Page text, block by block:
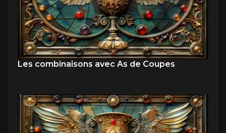
Les combinaisons avec As de Coupes